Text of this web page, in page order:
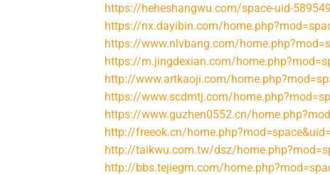
https://heheshangwu.com/space-uid-
https://nx.dayibin.com/
https://www.nlvbang.com/
https://m.jingdexian.com/
http://www.artkaoji.com/
https://www.scdmtj.com/
https://www.guzhen0552.cn/
http://freeok.cn/
http://taikwu.com.tw/dsz/
http://bbs.tejiegm.com/